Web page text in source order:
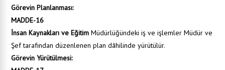
Görevin Planlanması:
MADDE-16
İnsan Kaynakları ve Eğitim Müdürlüğündeki iş ve işlemler Müdür ve
Şef tarafından düzenlenen plan dâhilinde yürütülür.
Görevin Yürütülmesi: